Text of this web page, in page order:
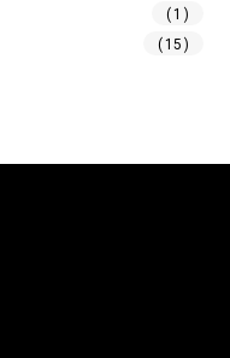
(1)
(15)